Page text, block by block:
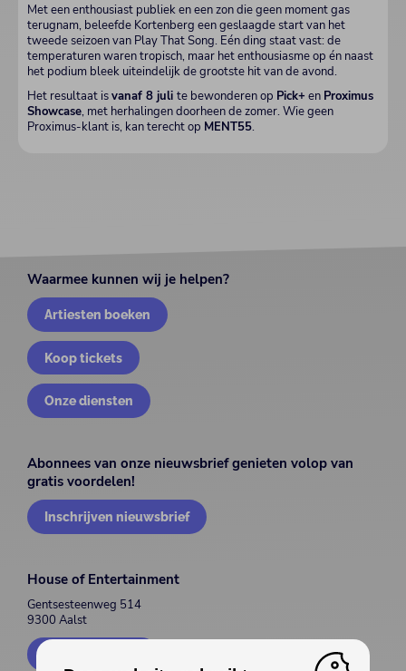
Met een enthousiast publiek en een zon die geen moment gas
terugnam, beleefde Kortenberg een geslaagde start van het
tweede seizoen van Play That Song. Eén ding staat vast: de
temperaturen waren tropisch, maar het enthousiasme op én naast
het podium bleek uiteindelijk de grootste hit van de avond.
Het resultaat isvanaf 8 juli te bewonderen op Pick+ en Proximus
Showcase, met herhalingen doorheen de zomer. Wie geen
Proximus-klant is, kan terecht op MENT55.
Waarmee kunnen wij je helpen?
Artiesten boeken
Koop tickets
Onze diensten
Abonnees van onze nieuwsbrief genieten volop van
gratis voordelen!
Inschrijven nieuwsbrief
House of Entertainment
Gentsesteenweg 514
9300 Aalst